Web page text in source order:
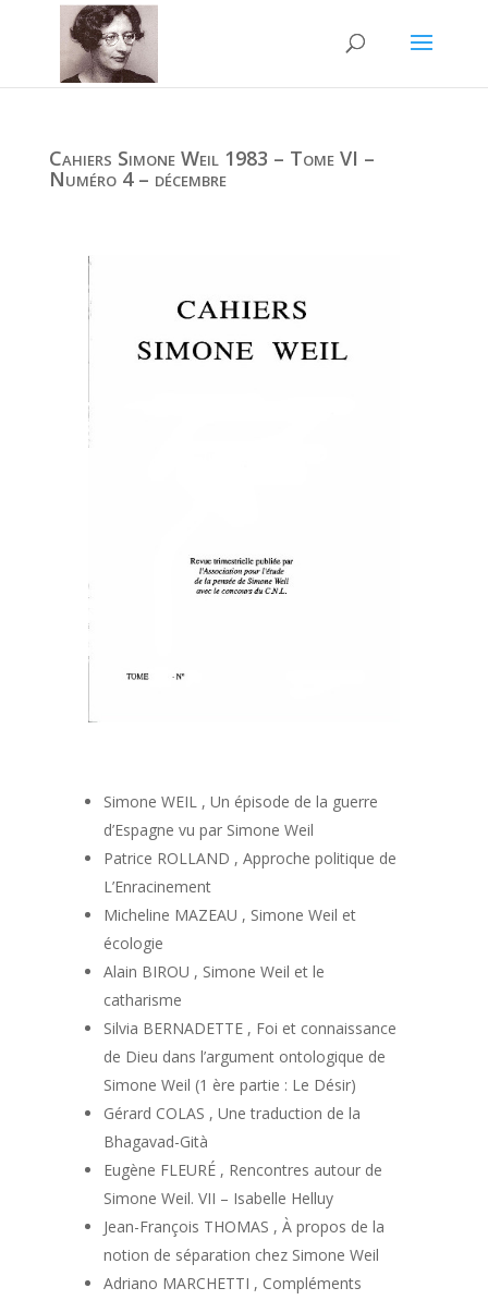
Cahiers Simone Weil 1983 – Tome VI –
Numéro 4 – décembre
Simone WEIL , Un épisode de la guerre
d’Espagne vu par Simone Weil
Patrice ROLLAND , Approche politique de
L’Enracinement
Micheline MAZEAU , Simone Weil et
écologie
Alain BIROU , Simone Weil et le
catharisme
Silvia BERNADETTE , Foi et connaissance
de Dieu dans l’argument ontologique de
Simone Weil (1 ère partie : Le Désir)
Gérard COLAS , Une traduction de la
Bhagavad-Gità
Eugène FLEURÉ , Rencontres autour de
Simone Weil. VII – Isabelle Helluy
Jean-François THOMAS , À propos de la
notion de séparation chez Simone Weil
Adriano MARCHETTI , Compléments